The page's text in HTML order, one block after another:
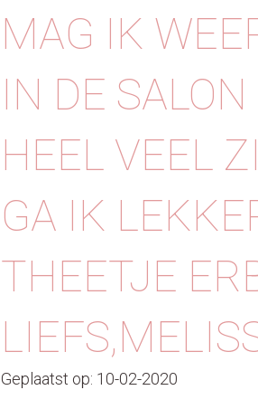
MAG IK
IN DE
HEEL VEEL
GA IK
THEETJE
Geplaatst op: 10-02-2020